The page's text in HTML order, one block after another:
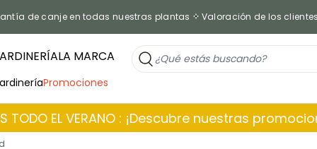
de canje en todas nuestras plantas Valoración de los
LA MARCA
Promociones
TODO EL VERANO : ¡Descubre nuestras